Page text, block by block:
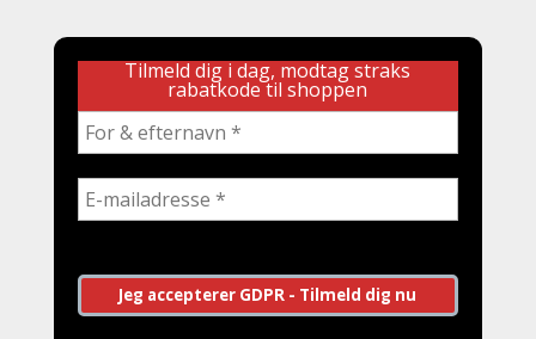
Tilmeld dig i dag, modtag straks
rabatkode til shoppen